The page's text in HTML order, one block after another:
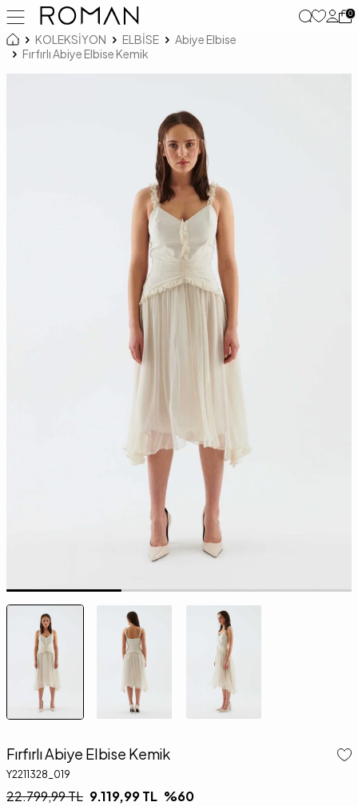
0
KOLEKSİYON ELBİSE
Abiye Elbise
Fırfırlı Abiye Elbise Kemik
Fırfırlı Abiye Elbise Kemik
Y2211328_019
22.799,99TL 9.119,99TL %60